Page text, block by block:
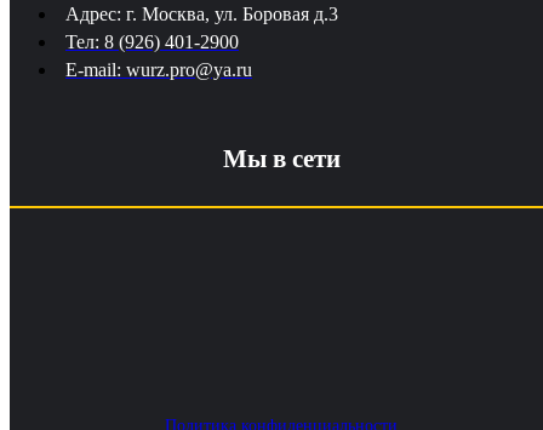
Адрес: г. Москва, ул. Боровая д.3
Тел: 8 (926) 401-2900
E-mail: wurz.pro@ya.ru
Мы в сети
Политика конфиденциальности